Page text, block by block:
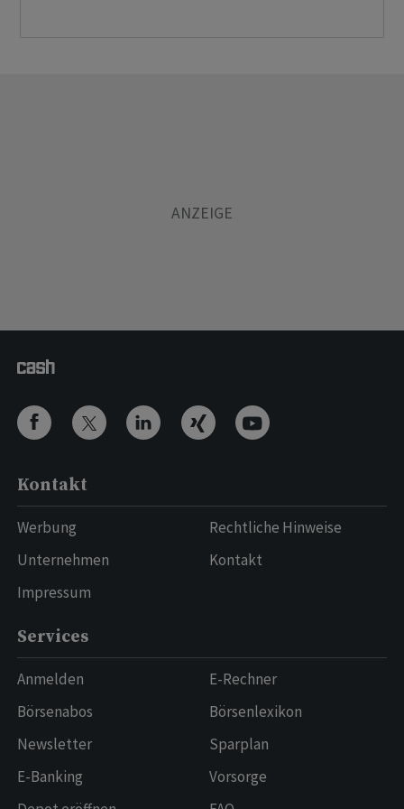
Kontakt
Werbung
Unternehmen
Impressum
Rechtliche Hinweise
Kontakt
Services
Anmelden
Börsenabos
Newsletter
E-Banking
E-Rechner
Börsenlexikon
Sparplan
Vorsorge